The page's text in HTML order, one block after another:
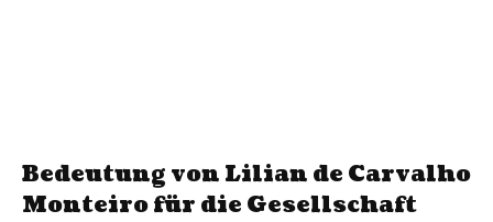
Bedeutung von Lilian de Carvalho
Monteiro für die Gesellschaft